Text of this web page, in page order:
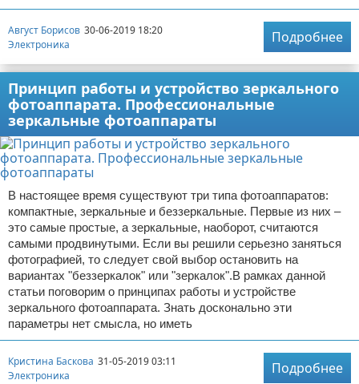
Август Борисов 30-06-2019 18:20
Электроника
Подробнее
Принцип работы и устройство зеркального
фотоаппарата. Профессиональные
зеркальные фотоаппараты
В настоящее время существуют три типа фотоаппаратов:
компактные, зеркальные и беззеркальные. Первые из них –
это самые простые, а зеркальные, наоборот, считаются
самыми продвинутыми. Если вы решили серьезно заняться
фотографией, то следует свой выбор остановить на
вариантах "беззеркалок" или "зеркалок".В рамках данной
статьи поговорим о принципах работы и устройстве
зеркального фотоаппарата. Знать досконально эти
параметры нет смысла, но иметь
Кристина Баскова 31-05-2019 03:11
Электроника
Подробнее